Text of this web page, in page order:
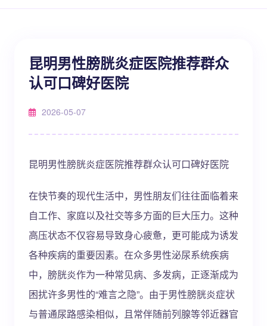
昆明男性膀胱炎症医院推荐群众
认可口碑好医院
2026-05-07
昆明男性膀胱炎症医院推荐群众认可口碑好医院
在快节奏的现代生活中，男性朋友们往往面临着来
自工作、家庭以及社交等多方面的巨大压力。这种
高压状态不仅容易导致身心疲惫，更可能成为诱发
各种疾病的重要因素。在众多男性泌尿系统疾病
中，膀胱炎作为一种常见病、多发病，正逐渐成为
困扰许多男性的“难言之隐”。由于男性膀胱炎症状
与普通尿路感染相似，且常伴随前列腺等邻近器官